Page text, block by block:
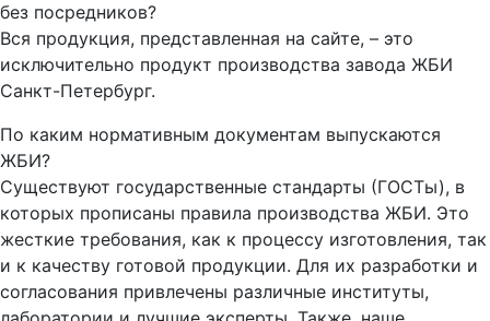
без посредников?
Вся продукция, представленная на сайте, – это
исключительно продукт производства завода ЖБИ
Санкт-Петербург.
По каким нормативным документам выпускаются
ЖБИ?
Существуют государственные стандарты (ГОСТы), в
которых прописаны правила производства ЖБИ. Это
жесткие требования, как к процессу изготовления, так
и к качеству готовой продукции. Для их разработки и
согласования привлечены различные институты,